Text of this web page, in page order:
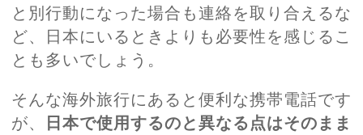
と別行動になった場合も連絡を取り合えるな
ど、日本にいるときよりも必要性を感じるこ
とも多いでしょう。
そんな海外旅行にあると便利な携帯電話です
が、
日本で使用するのと異なる点はそのまま